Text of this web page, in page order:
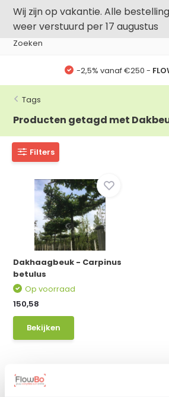
Wij zijn op vakantie. Alle
weer verstuurd per 17 augustus
-2,5% vanaf €250 -
Tags
Producten getagd met
Filters
Dakhaagbeuk - Carpinus
betulus
Op voorraad
150,58
Bekijken